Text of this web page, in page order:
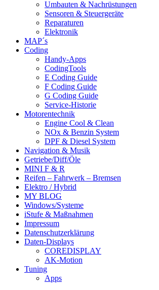
Umbauten & Nachrüstungen
Sensoren & Steuergeräte
Reparaturen
Elektronik
MAP´s
Coding
Handy-Apps
CodingTools
E Coding Guide
F Coding Guide
G Coding Guide
Service-Historie
Motorentechnik
Engine Cool & Clean
NOx & Benzin System
DPF & Diesel System
Navigation & Musik
Getriebe/Diff/Öle
MINI F & R
Reifen – Fahrwerk – Bremsen
Elektro / Hybrid
MY BLOG
Windows/Systeme
iStufe & Maßnahmen
Impressum
Datenschutzerklärung
Daten-Displays
COREDISPLAY
AK-Motion
Tuning
Apps